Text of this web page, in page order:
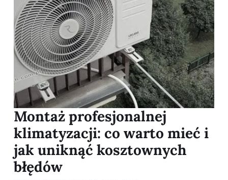
Montaż profesjonalnej
klimatyzacji: co warto mieć i
jak uniknąć kosztownych
błędów